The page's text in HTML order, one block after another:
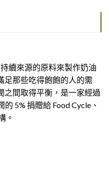
續來源的原料來製作奶油
足那些吃得飽飽的人的需
之間取得平衡，是一家經過
5% 捐贈給 Food Cycle、
。